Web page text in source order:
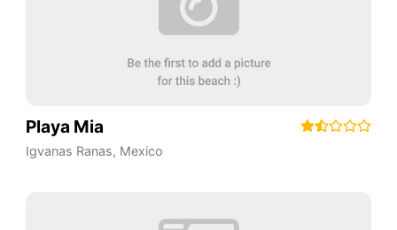
Playa Mia
Igvanas Ranas, Mexico